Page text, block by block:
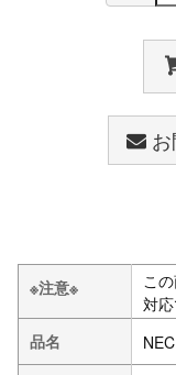
※注意※
こ
対
品名